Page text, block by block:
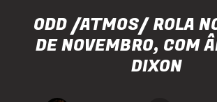
ODD /ATMOS/ ROLA
DE NOVEMBRO, COM
DIXON